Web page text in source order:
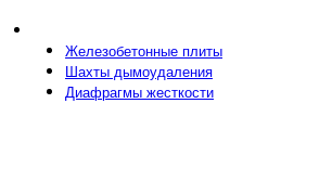
Железобетонные плиты
Шахты дымоудаления
Диафрагмы жесткости